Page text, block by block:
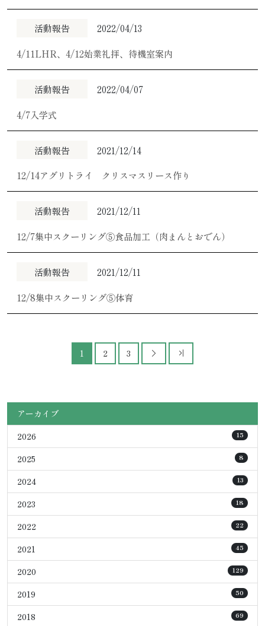
活動報告
2022/04/13
4/11LHR、4/12始業礼拝、待機室案内
活動報告
2022/04/07
4/7入学式
活動報告
2021/12/14
12/14アグリトライ クリスマスリース作り
活動報告
2021/12/11
12/7集中スクーリング⑤食品加工（肉まんとおでん）
活動報告
2021/12/11
12/8集中スクーリング⑤体育
1 2 3
アーカイブ
2026
15
2025 8
2024 13
2023 18
2022 22
2021 45
2020 129
2019 50
2018 69